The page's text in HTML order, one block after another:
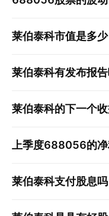
莱伯泰科市值是多少
莱伯泰科有发布报告
莱伯泰科的下一个
上季度688056的
莱伯泰科支付股息吗